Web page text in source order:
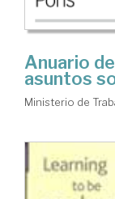
Anuario
asuntos
Ministerio de